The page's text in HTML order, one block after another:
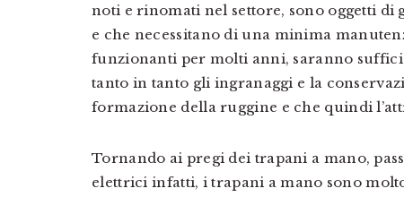
noti e rinomati nel settore, sono oggetti
e che necessitano di una minima
funzionanti per molti anni, saranno
tanto in tanto gli ingranaggi e la
formazione della ruggine e che quindi
Tornando ai pregi dei trapani a mano,
elettrici infatti, i trapani a mano sono